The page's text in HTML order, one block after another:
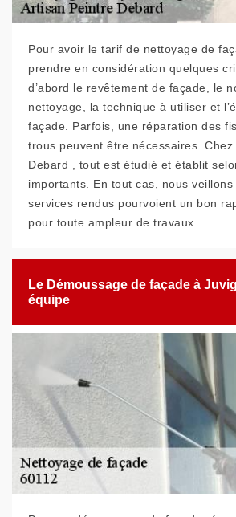
Pour avoir le tarif de nettoyage de
prendre en considération quelques
d’abord le revêtement de façade, le
nettoyage, la technique à utiliser et
façade. Parfois, une réparation des
trous peuvent être nécessaires. Chez
Debard , tout est étudié et établit
importants. En tout cas, nous
services rendus pourvoient un bon
pour toute ampleur de travaux.
Le Démoussage de façade à
équipe